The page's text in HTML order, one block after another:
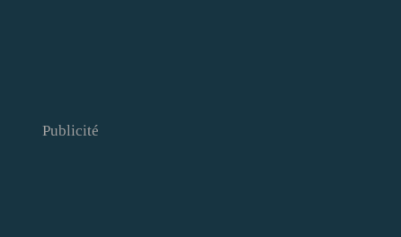
Publicité